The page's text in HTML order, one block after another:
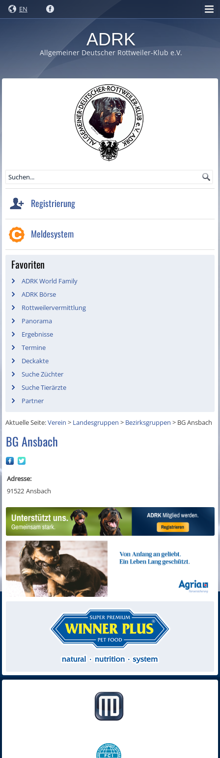
EN
ADRK
Allgemeiner Deutscher Rottweiler-Klub e.V.
Registrierung
Meldesystem
Favoriten
ADRK World Family
ADRK Börse
Rottweilervermittlung
Panorama
Ergebnisse
Termine
Deckakte
Suche Züchter
Suche Tierärzte
Partner
Aktuelle Seite:Verein > Landesgruppen > Bezirksgruppen > BG Ansbach
BG Ansbach
Adresse:
91522 Ansbach